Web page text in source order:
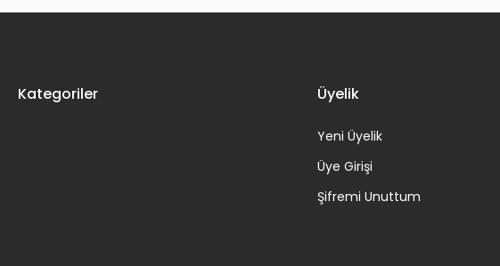
Kategoriler Üyelik
Yeni Üyelik
Üye Girişi
Şifremi Unuttum